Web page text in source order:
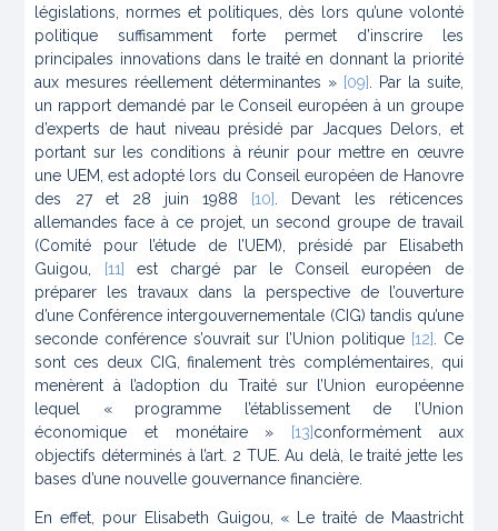
législations, normes et politiques, dès lors qu’une volonté
politique suffisamment forte permet d’inscrire les
principales innovations dans le traité en donnant la priorité
aux mesures réellement déterminantes » [09]
. Par la suite,
un rapport demandé par le Conseil européen à un groupe
d’experts de haut niveau présidé par Jacques Delors, et
portant sur les conditions à réunir pour mettre en œuvre
une UEM, est adopté lors du Conseil européen de Hanovre
des 27 et 28 juin 1988
[10]
. Devant les réticences
allemandes face à ce projet, un second groupe de travail
(Comité pour l’étude de l’UEM), présidé par Elisabeth
Guigou,
[11]
est chargé par le Conseil européen de
préparer les travaux dans la perspective de l’ouverture
d’une Conférence intergouvernementale (CIG) tandis qu’une
seconde conférence s’ouvrait sur l’Union politique [12]
. Ce
sont ces deux CIG, finalement très complémentaires, qui
menèrent à l’adoption du Traité sur l’Union européenne
lequel « programme l’établissement de l’Union
économique et monétaire »
[13]conformément aux
objectifs déterminés à l’art. 2 TUE. Au delà, le traité jette les
bases d’une nouvelle gouvernance financière.
En effet, pour Elisabeth Guigou, « Le traité de Maastricht